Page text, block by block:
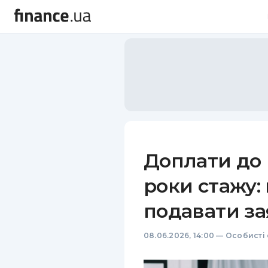
Доплати до
роки стажу:
подавати
08.06.2026, 14:00 — Особисті